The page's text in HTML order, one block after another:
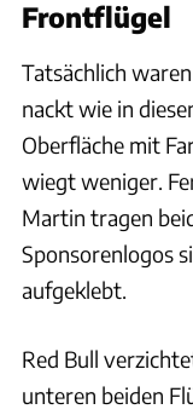
Frontflügel
Tatsächlich
nackt wie in
Oberfläche mit
wiegt weniger.
Martin tragen
Sponsorenlogos
aufgeklebt.
Red Bull
unteren beiden